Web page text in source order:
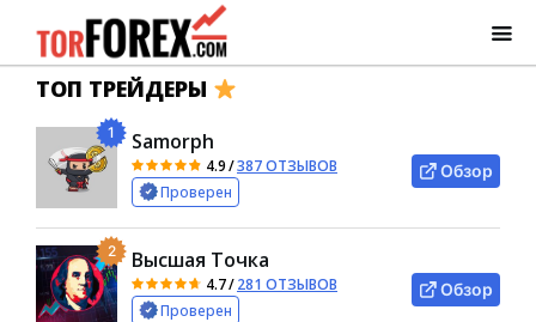
ТОП ТРЕЙДЕРЫ
1 Samorph
4.9/387 ОТЗЫВОВ
Проверен
Обзор
2 Высшая Точка
4.7/281 ОТЗЫВОВ
Проверен
Обзор